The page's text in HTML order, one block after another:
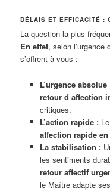
DÉLAIS ET EFFICACITÉ :
La question la plus
En effet, selon
s’offrent à vous :
L’urgence absolue
retour d affection
critiques.
L’action rapide :Le
affection rapide en
La stabilisation :
les sentiments
retour affectif
le Maître adapte